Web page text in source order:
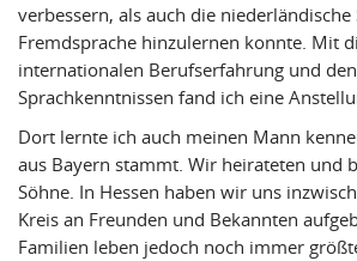
verbessern, als auch die niederländische
Fremdsprache hinzulernen konnte. Mit
internationalen Berufserfahrung und
Sprachkenntnissen fand ich eine
Dort lernte ich auch meinen Mann
aus Bayern stammt. Wir heirateten und
Söhne. In Hessen haben wir uns
Kreis an Freunden und Bekannten
Familien leben jedoch noch immer